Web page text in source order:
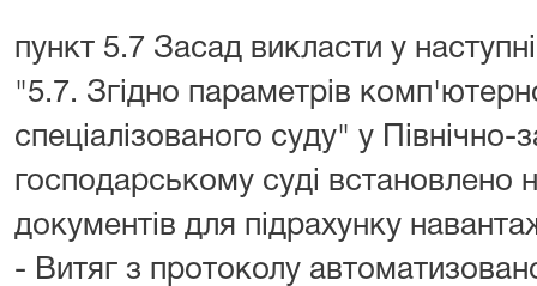
пункт 5.7 Засад викласти у
"5.7. Згідно параметрів
спеціалізованого суду" у Північно-
господарському суді встановлено
документів для підрахунку
- Витяг з протоколу